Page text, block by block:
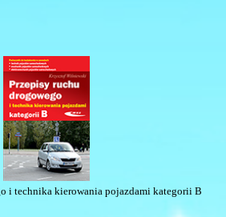
i technika kierowania pojazdami kategorii B